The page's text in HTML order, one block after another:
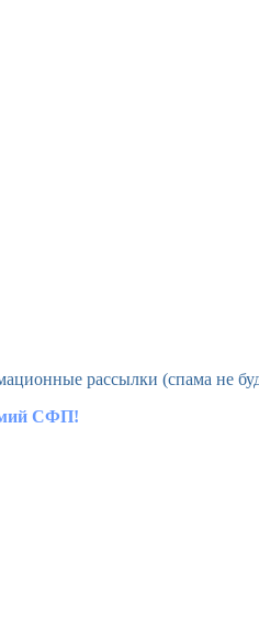
рассылки (спама не
СФП!